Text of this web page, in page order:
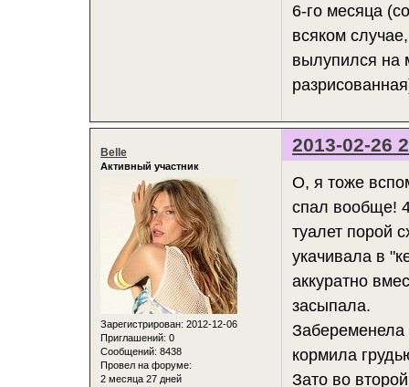
6-го месяца
всяком
вылупился на
2013-02-26
Belle
Активный участник
Зарегистрирован: 2012-12-06
Приглашений: 0
Сообщений: 8438
Провел на форуме:
2 месяца 27 дней
О, я тоже
спал вообще!
туалет порой
укачивала в
аккуратно
засыпала.
кормила
Зато во